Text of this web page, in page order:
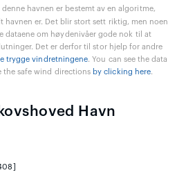
havnen er bestemt av en algoritme,
havnen er. Det blir stort sett riktig, men noen
dataene om høydenivåer gode nok til at
Det er derfor til stor hjelp for andre
trygge vindretningene. You can see the data
the safe wind directions by clicking here.
Havn